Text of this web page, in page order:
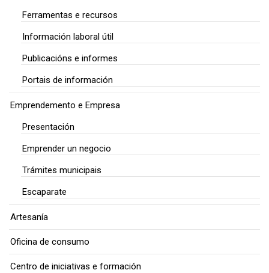
Ferramentas e recursos
Información laboral útil
Publicacións e informes
Portais de información
Emprendemento e Empresa
Presentación
Emprender un negocio
Trámites municipais
Escaparate
Artesanía
Oficina de consumo
Centro de iniciativas e formación